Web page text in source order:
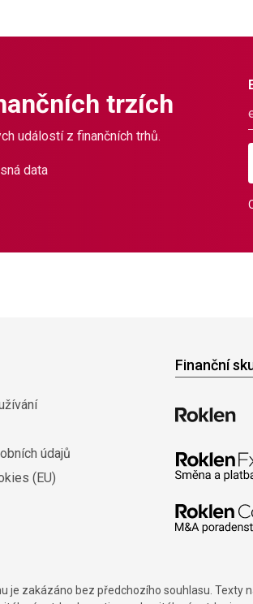
trzích
událostí z finančních trhů.
data
údajů
(EU)
Finanční
je zakázáno bez předchozího souhlasu.